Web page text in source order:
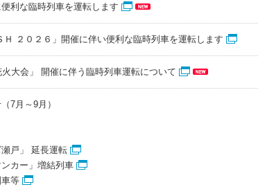
利な臨時列車を運転します
Ｈ ２０２６」開催に伴い便利な臨時列車を運転します
火大会」 開催に伴う臨時列車運転について
（7月～9月）
戸」 延長運転
カー」増結列車
等